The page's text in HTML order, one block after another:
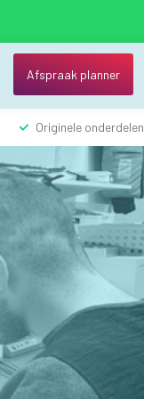
Afspraak planner
Originele onderdelen